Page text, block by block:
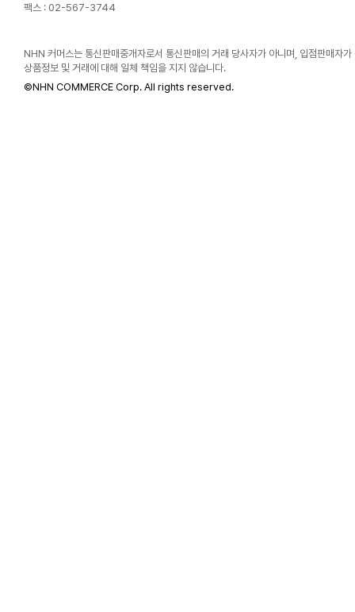
팩스 : 02-567-3744
NHN 커머스는 통신판매중개자로서 통신판매의 거래 당사자가 아니며, 입점판매자가
상품정보 및 거래에 대해 일체 책임을 지지 않습니다.
©NHN COMMERCE Corp. All rights reserved.